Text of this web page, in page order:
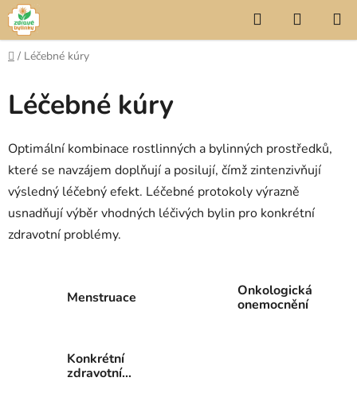
Přejít
na
obsah
Hledat
KOŠÍK
Domů
/ Léčebné kúry
Léčebné kúry
Optimální kombinace rostlinných a bylinných prostředků,
které se navzájem doplňují a posilují, čímž zintenzivňují
výsledný léčebný efekt. Léčebné protokoly výrazně
usnadňují výběr vhodných léčivých bylin pro konkrétní
zdravotní problémy.
Menstruace
Onkologická
onemocnění
Konkrétní
zdravotní